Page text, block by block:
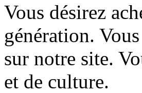
Vous désirez
génération.
sur notre site.
et de culture.